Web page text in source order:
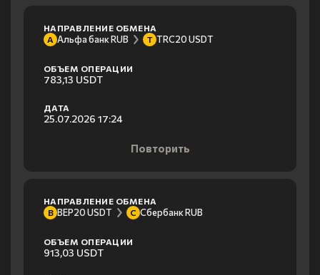
НАПРАВЛЕНИЕ ОБМЕНА
А Альфа банк RUB T TRC20 USDT
ОБЪЕМ ОПЕРАЦИИ
783,13 USDT
ДАТА
25.07.2026 17:24
Повторить
НАПРАВЛЕНИЕ ОБМЕНА
B BEP20 USDT С Сбербанк RUB
ОБЪЕМ ОПЕРАЦИИ
913,03 USDT